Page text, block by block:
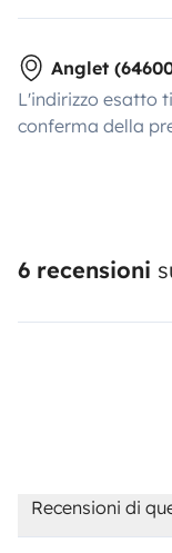
Anglet
L'indirizzo esatto
conferma della
6 recensioni
Recensioni di